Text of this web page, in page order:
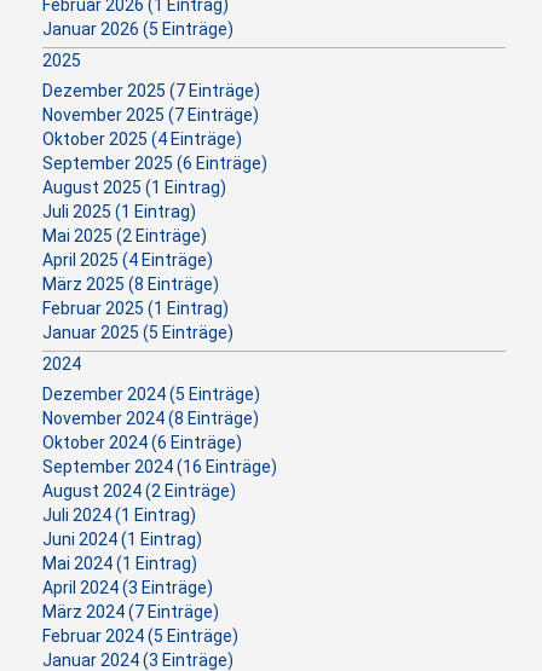
Februar 2026 (1 Eintrag)
Januar 2026 (5 Einträge)
2025
Dezember 2025 (7 Einträge)
November 2025 (7 Einträge)
Oktober 2025 (4 Einträge)
September 2025 (6 Einträge)
August 2025 (1 Eintrag)
Juli 2025 (1 Eintrag)
Mai 2025 (2 Einträge)
April 2025 (4 Einträge)
März 2025 (8 Einträge)
Februar 2025 (1 Eintrag)
Januar 2025 (5 Einträge)
2024
Dezember 2024 (5 Einträge)
November 2024 (8 Einträge)
Oktober 2024 (6 Einträge)
September 2024 (16 Einträge)
August 2024 (2 Einträge)
Juli 2024 (1 Eintrag)
Juni 2024 (1 Eintrag)
Mai 2024 (1 Eintrag)
April 2024 (3 Einträge)
März 2024 (7 Einträge)
Februar 2024 (5 Einträge)
Januar 2024 (3 Einträge)